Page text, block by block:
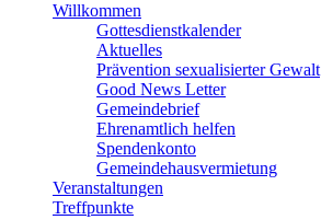
Willkommen
Gottesdienstkalender
Aktuelles
Prävention sexualisierter Gewalt
Good News Letter
Gemeindebrief
Ehrenamtlich helfen
Spendenkonto
Gemeindehausvermietung
Veranstaltungen
Treffpunkte